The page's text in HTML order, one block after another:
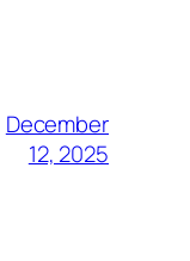
December
12, 2025